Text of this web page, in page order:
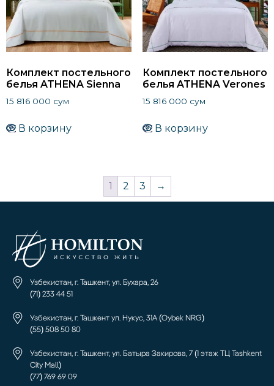
Комплект постельного
белья ATHENA Sienna
15 816 000 сум
В корзину
Комплект постельного
белья ATHENA Verones
15 816 000 сум
В корзину
1 2 3 →
Узбекистан, г. Ташкент, ул. Бухара, 26
(71) 233 44 51
Узбекистан, г. Ташкент ул. Нукус, 31А (Oybek NRG)
(55) 508 50 80
Узбекистан, г. Ташкент, ул. Батыра Закирова, 7 (1 этаж ТЦ Tashkent
City Mall)
(77) 769 69 09